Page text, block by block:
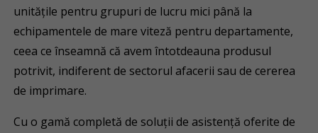
unitățile pentru grupuri de lucru mici până la
echipamentele de mare viteză pentru departamente,
ceea ce înseamnă că avem întotdeauna produsul
potrivit, indiferent de sectorul afacerii sau de cererea
de imprimare.
Cu o gamă completă de soluții de asistență oferite de